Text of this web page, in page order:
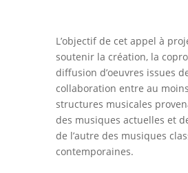
L’objectif de cet appel à
soutenir la création, la
diffusion d’oeuvres issues
collaboration entre au
structures musicales
des musiques actuelles et
de l’autre des musiques
contemporaines.